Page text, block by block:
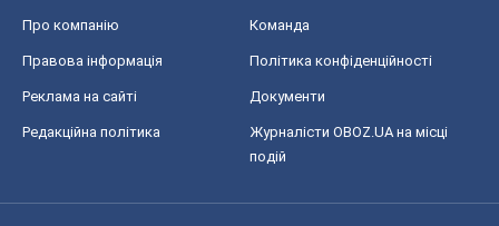
Про компанію Команда
Правова інформація Політика конфіденційності
Реклама на сайті Документи
Редакційна політика
Журналісти OBOZ.UA на місці
подій